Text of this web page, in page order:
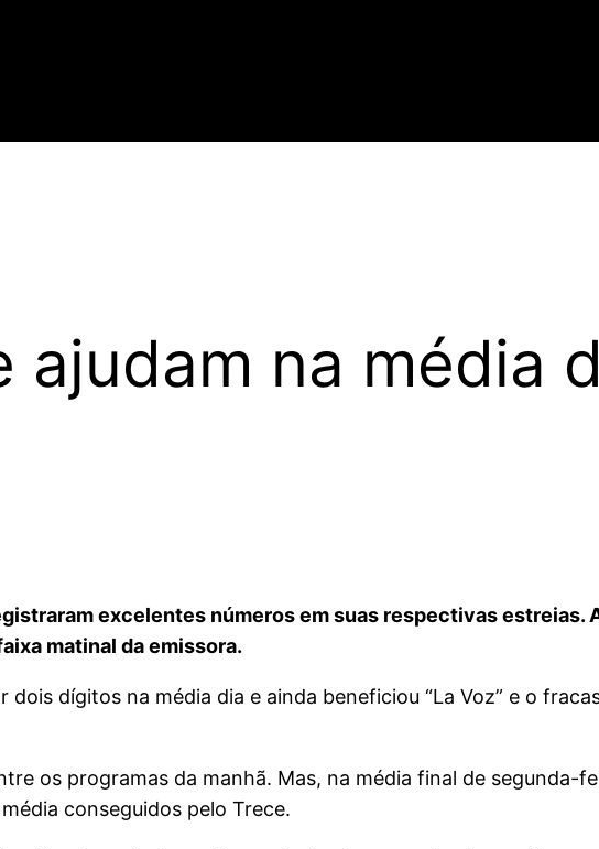
ajudam na média
excelentes números em suas respectivas estreias.
matinal da emissora.
dígitos na média dia e ainda beneficiou “La Voz” e o
os programas da manhã. Mas, na média final de segunda-
conseguidos pelo Trece.